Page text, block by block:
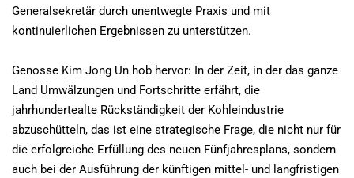
Generalsekretär durch unentwegte Praxis und mit
kontinuierlichen Ergebnissen zu unterstützen.
Genosse Kim Jong Un hob hervor: In der Zeit, in der das ganze
Land Umwälzungen und Fortschritte erfährt, die
jahrhundertealte Rückständigkeit der Kohleindustrie
abzuschütteln, das ist eine strategische Frage, die nicht nur für
die erfolgreiche Erfüllung des neuen Fünfjahresplans, sondern
auch bei der Ausführung der künftigen mittel- und langfristigen